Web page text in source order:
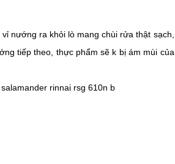
nướng ra khỏi lò mang chùi rửa thật
tiếp theo, thực phẩm sẽ k bị ám mùi